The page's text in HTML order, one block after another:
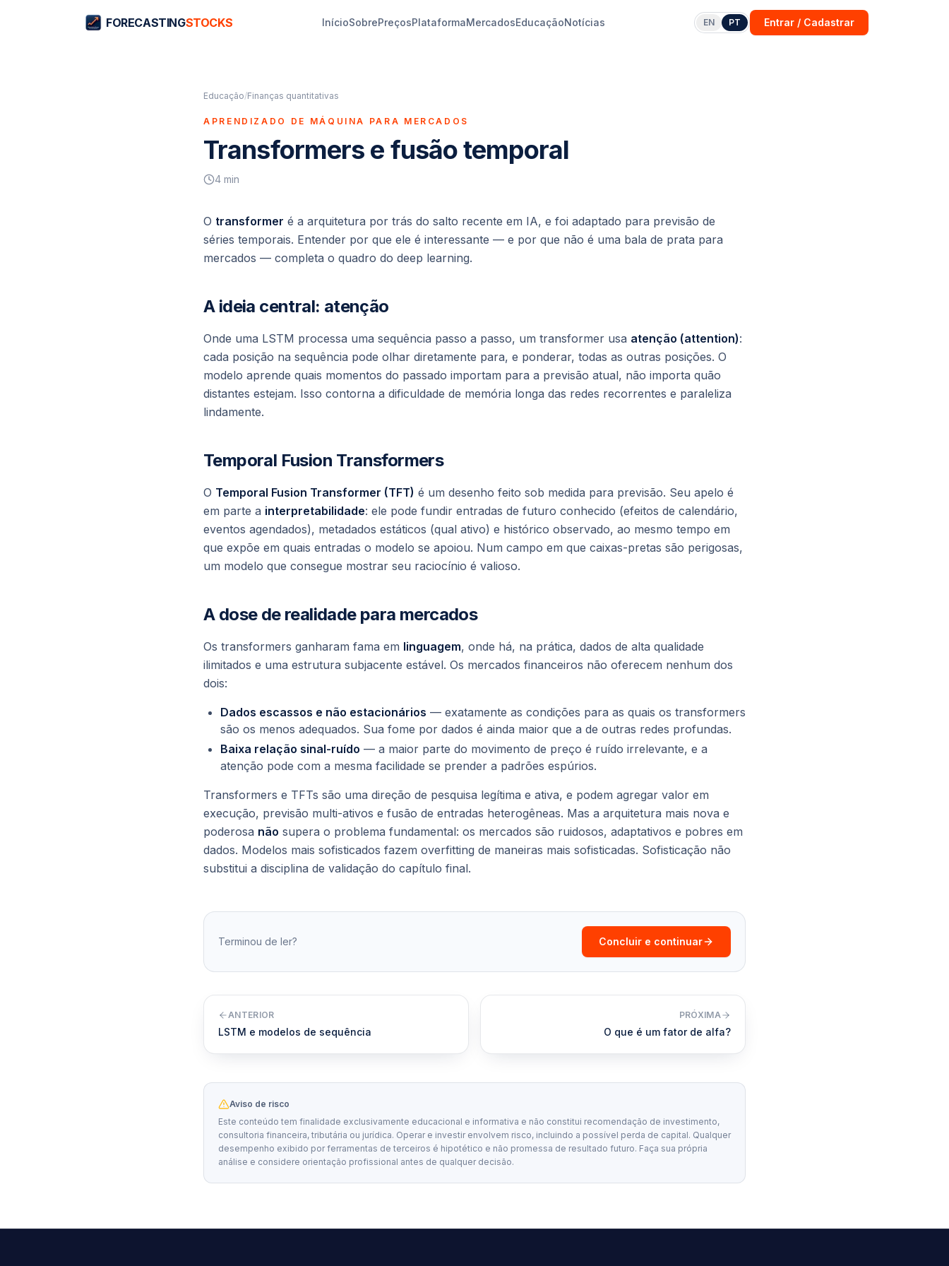
FORECASTINGSTOCKS InícioSobrePreçosPlataformaMercadosEducaçãoNotícias EN PT Entrar / Cadastrar
Educação/Finanças quantitativas
APRENDIZADO DE MÁQUINA PARA MERCADOS
Transformers e fusão temporal
4 min
O transformer é a arquitetura por trás do salto recente em IA, e foi adaptado para previsão de
séries temporais. Entender por que ele é interessante — e por que não é uma bala de prata para
mercados — completa o quadro do deep learning.
A ideia central: atenção
Onde uma LSTM processa uma sequência passo a passo, um transformer usa atenção (attention):
cada posição na sequência pode olhar diretamente para, e ponderar, todas as outras posições. O
modelo aprende quais momentos do passado importam para a previsão atual, não importa quão
distantes estejam. Isso contorna a dificuldade de memória longa das redes recorrentes e paraleliza
lindamente.
Temporal Fusion Transformers
O Temporal Fusion Transformer (TFT) é um desenho feito sob medida para previsão. Seu apelo é
em parte a interpretabilidade: ele pode fundir entradas de futuro conhecido (efeitos de calendário,
eventos agendados), metadados estáticos (qual ativo) e histórico observado, ao mesmo tempo em
que expõe em quais entradas o modelo se apoiou. Num campo em que caixas-pretas são perigosas,
um modelo que consegue mostrar seu raciocínio é valioso.
A dose de realidade para mercados
Os transformers ganharam fama em linguagem, onde há, na prática, dados de alta qualidade
ilimitados e uma estrutura subjacente estável. Os mercados financeiros não oferecem nenhum dos
dois:
Dados escassos e não estacionários — exatamente as condições para as quais os transformers
são os menos adequados. Sua fome por dados é ainda maior que a de outras redes profundas.
Baixa relação sinal-ruído — a maior parte do movimento de preço é ruído irrelevante, e a
atenção pode com a mesma facilidade se prender a padrões espúrios.
Transformers e TFTs são uma direção de pesquisa legítima e ativa, e podem agregar valor em
execução, previsão multi-ativos e fusão de entradas heterogêneas. Mas a arquitetura mais nova e
poderosa não supera o problema fundamental: os mercados são ruidosos, adaptativos e pobres em
dados. Modelos mais sofisticados fazem overfitting de maneiras mais sofisticadas. Sofisticação não
substitui a disciplina de validação do capítulo final.
Terminou de ler? Concluir e continuar
ANTERIOR
LSTM e modelos de sequência
PRÓXIMA
O que é um fator de alfa?
Aviso de risco
Este conteúdo tem finalidade exclusivamente educacional e informativa e não constitui recomendação de investimento,
consultoria financeira, tributária ou jurídica. Operar e investir envolvem risco, incluindo a possível perda de capital. Qualquer
desempenho exibido por ferramentas de terceiros é hipotético e não promessa de resultado futuro. Faça sua própria
análise e considere orientação profissional antes de qualquer decisão.